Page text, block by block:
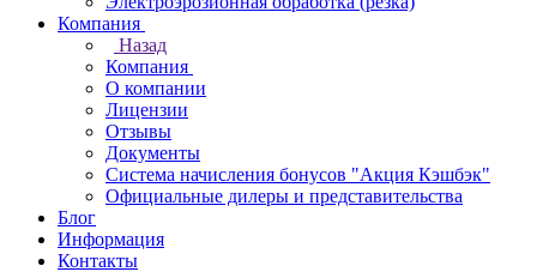
Компания
Назад
Компания
О компании
Лицензии
Отзывы
Документы
Система начисления бонусов "Акция Кэшбэк"
Официальные дилеры и представительства
Блог
Информация
Контакты